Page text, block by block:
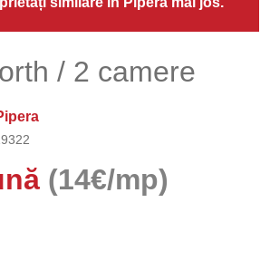
/ 2 camere
(14€/mp)